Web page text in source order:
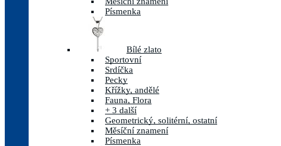
Písmenka
Bílé zlato
Sportovní
Srdíčka
Pecky
Křížky, andělé
Fauna, Flora
+ 3 další
Geometrický, solitérní, ostatní
Měsíční znamení
Písmenka